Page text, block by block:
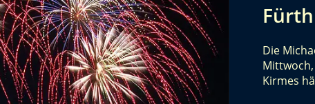
Die
Kirmes